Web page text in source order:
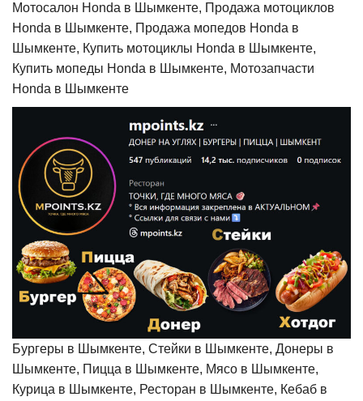
Мотосалон Honda в Шымкенте, Продажа мотоциклов
Honda в Шымкенте, Продажа мопедов Honda в
Шымкенте, Купить мотоциклы Honda в Шымкенте,
Купить мопеды Honda в Шымкенте, Мотозапчасти
Honda в Шымкенте
Бургеры в Шымкенте, Стейки в Шымкенте, Донеры в
Шымкенте, Пицца в Шымкенте, Мясо в Шымкенте,
Курица в Шымкенте, Ресторан в Шымкенте, Кебаб в